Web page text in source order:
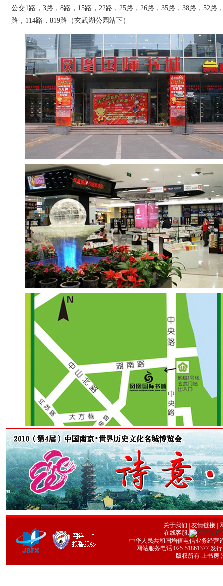
公交1路，3路，8路，15路，22路，25路，26路，35路，38路，52路
路，114路，819路（玄武湖公园站下）
关于我们 友情链接 |
在线客服:
中华人民共和国增值电信业务经营
网站服务电话:025-51861377 发
版权所有 上书房